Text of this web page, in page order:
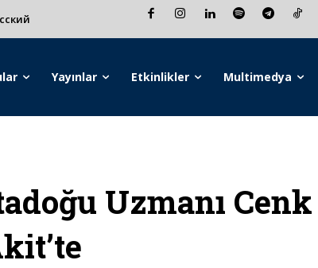
Yayınlar Etkinlikler Multimedya
Uzmanı Cenk